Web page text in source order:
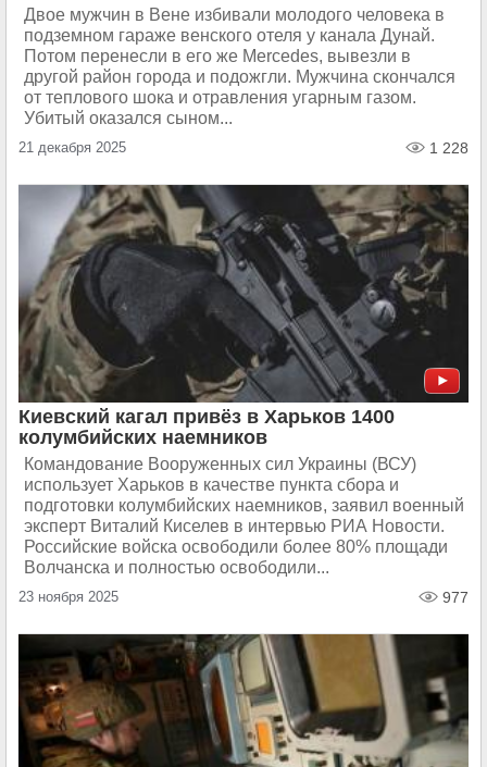
Двое мужчин в Вене избивали молодого человека в
подземном гараже венского отеля у канала Дунай.
Потом перенесли в его же Mercedes, вывезли в
другой район города и подожгли. Мужчина скончался
от теплового шока и отравления угарным газом.
Убитый оказался сыном...
21 декабря 2025 1 228
Киевский кагал привёз в Харьков 1400
колумбийских наемников
Командование Вооруженных сил Украины (ВСУ)
использует Харьков в качестве пункта сбора и
подготовки колумбийских наемников, заявил военный
эксперт Виталий Киселев в интервью РИА Новости.
Российские войска освободили более 80% площади
Волчанска и полностью освободили...
23 ноября 2025 977